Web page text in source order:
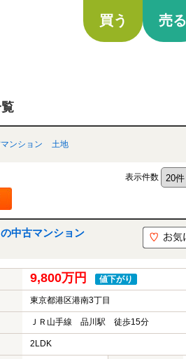
買う 売る
ンション 土地
表示件数
中古マンション
9,800万円 値下がり
東京都港区港南3丁目
ＪＲ山手線 品川駅 徒歩15分
2LDK